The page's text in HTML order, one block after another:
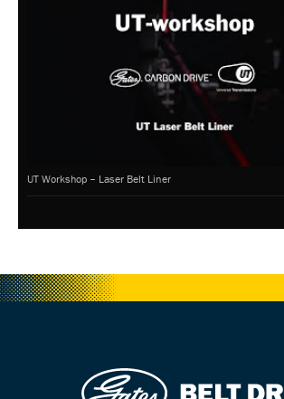
UT Workshop – Laser Belt Liner
UT Workshop – UT Laser Belt Liner 2021 Version 3 (Deu)